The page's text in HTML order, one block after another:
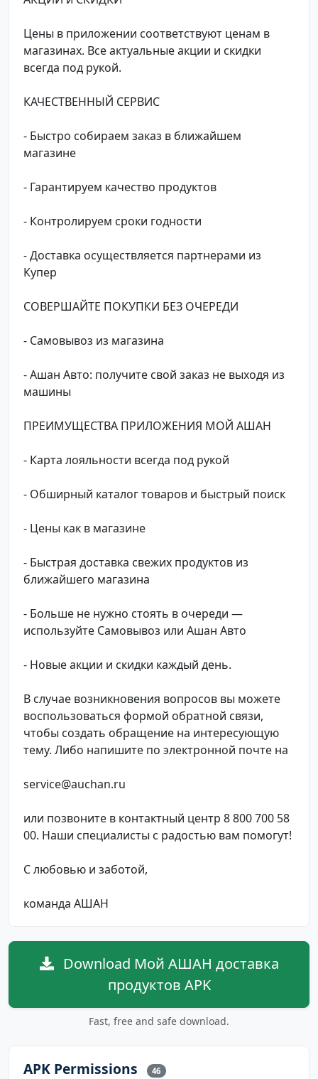
Цены в приложении соответствуют ценам в
магазинах. Все актуальные акции и скидки
всегда под рукой.
КАЧЕСТВЕННЫЙ СЕРВИС
- Быстро собираем заказ в ближайшем
магазине
- Гарантируем качество продуктов
- Контролируем сроки годности
- Доставка осуществляется партнерами из
Купер
СОВЕРШАЙТЕ ПОКУПКИ БЕЗ ОЧЕРЕДИ
- Самовывоз из магазина
- Ашан Авто: получите свой заказ не выходя из
машины
ПРЕИМУЩЕСТВА ПРИЛОЖЕНИЯ МОЙ АШАН
- Карта лояльности всегда под рукой
- Обширный каталог товаров и быстрый поиск
- Цены как в магазине
- Быстрая доставка свежих продуктов из
ближайшего магазина
- Больше не нужно стоять в очереди —
используйте Самовывоз или Ашан Авто
- Новые акции и скидки каждый день.
В случае возникновения вопросов вы можете
воспользоваться формой обратной связи,
чтобы создать обращение на интересующую
тему. Либо напишите по электронной почте на
service@auchan.ru
или позвоните в контактный центр 8 800 700 58
00. Наши специалисты с радостью вам помогут!
С любовью и заботой,
команда АШАН
Download Мой АШАН доставка
продуктов APK
Fast, free and safe download.
APK Permissions 46